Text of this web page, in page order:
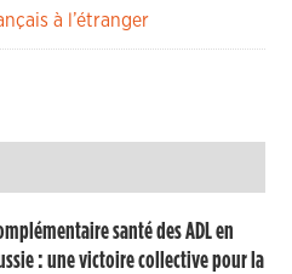
à l’étranger
santé des ADL en
: une victoire collective pour la